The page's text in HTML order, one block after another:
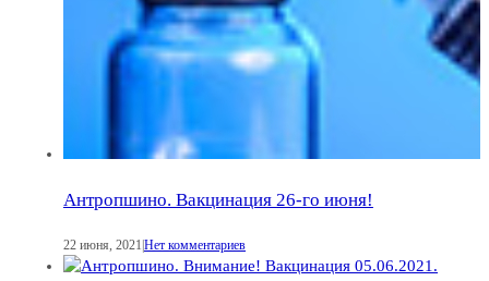
Антропшино. Вакцинация 26-го июня!
22 июня, 2021 Нет комментариев